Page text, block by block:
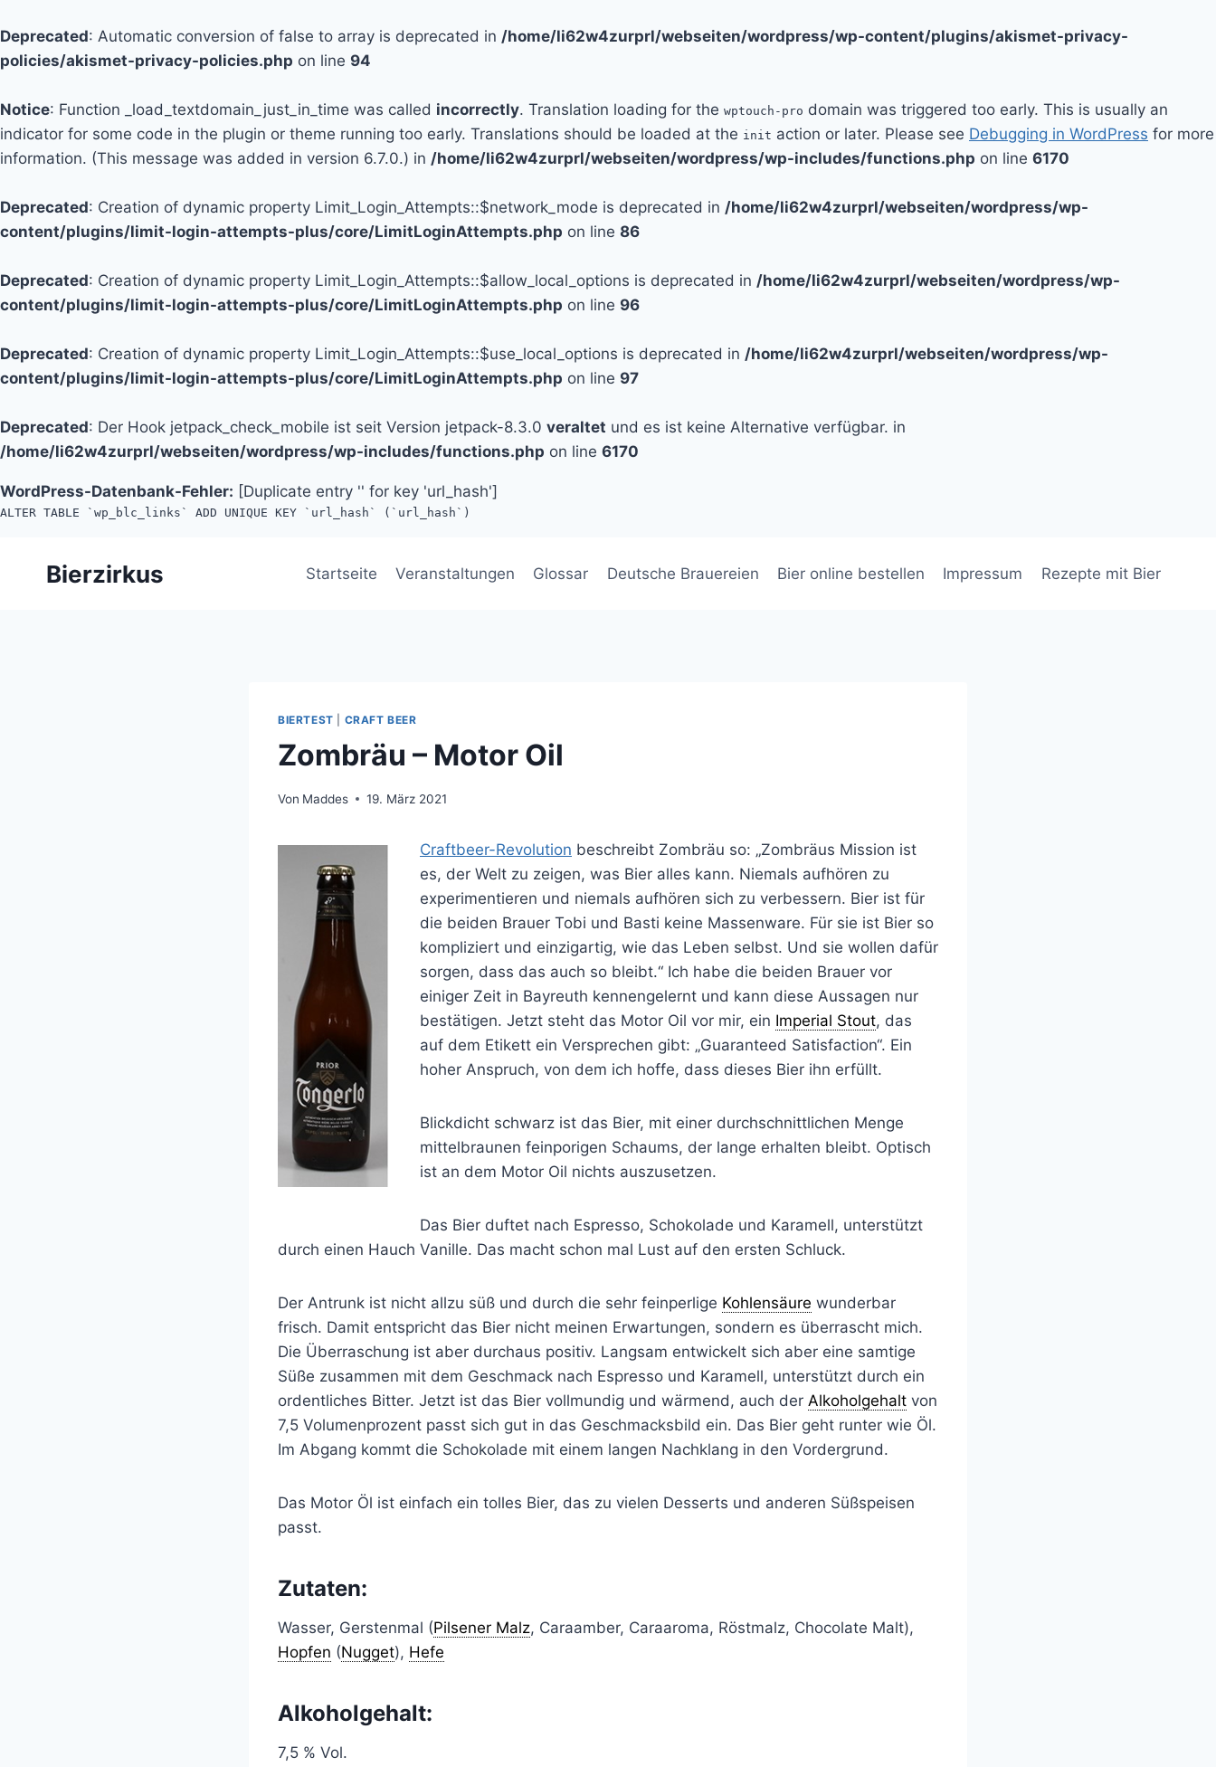
Deprecated: Automatic conversion of false to array is deprecated in /home/li62w4zurprl/webseiten/wordpress/wp-content/plugins/akismet-privacy-
policies/akismet-privacy-policies.php on line 94
Notice: Function _load_textdomain_just_in_time was called incorrectly. Translation loading for the wptouch-pro domain was triggered too early. This is usually an
indicator for some code in the plugin or theme running too early. Translations should be loaded at the init action or later. Please see Debugging in WordPress for more
information. (This message was added in version 6.7.0.) in /home/li62w4zurprl/webseiten/wordpress/wp-includes/functions.php on line 6170
Deprecated: Creation of dynamic property Limit_Login_Attempts::$network_mode is deprecated in /home/li62w4zurprl/webseiten/wordpress/wp-
content/plugins/limit-login-attempts-plus/core/LimitLoginAttempts.php on line 86
Deprecated: Creation of dynamic property Limit_Login_Attempts::$allow_local_options is deprecated in /home/li62w4zurprl/webseiten/wordpress/wp-
content/plugins/limit-login-attempts-plus/core/LimitLoginAttempts.php on line 96
Deprecated: Creation of dynamic property Limit_Login_Attempts::$use_local_options is deprecated in /home/li62w4zurprl/webseiten/wordpress/wp-
content/plugins/limit-login-attempts-plus/core/LimitLoginAttempts.php on line 97
Deprecated: Der Hook jetpack_check_mobile ist seit Version jetpack-8.3.0 veraltet und es ist keine Alternative verfügbar. in
/home/li62w4zurprl/webseiten/wordpress/wp-includes/functions.php on line 6170
WordPress-Datenbank-Fehler: [Duplicate entry '' for key 'url_hash']
ALTER TABLE `wp_blc_links` ADD UNIQUE KEY `url_hash` (`url_hash`)
Bierzirkus Startseite Veranstaltungen Glossar Deutsche Brauereien Bier online bestellen Impressum Rezepte mit Bier
BIERTEST CRAFT BEER
Zombräu – Motor Oil
Von Maddes 19. März 2021
Craftbeer-Revolution beschreibt Zombräu so: „Zombräus Mission ist
es, der Welt zu zeigen, was Bier alles kann. Niemals aufhören zu
experimentieren und niemals aufhören sich zu verbessern. Bier ist für
die beiden Brauer Tobi und Basti keine Massenware. Für sie ist Bier so
kompliziert und einzigartig, wie das Leben selbst. Und sie wollen dafür
sorgen, dass das auch so bleibt.“ Ich habe die beiden Brauer vor
einiger Zeit in Bayreuth kennengelernt und kann diese Aussagen nur
bestätigen. Jetzt steht das Motor Oil vor mir, ein Imperial Stout, das
auf dem Etikett ein Versprechen gibt: „Guaranteed Satisfaction“. Ein
hoher Anspruch, von dem ich hoffe, dass dieses Bier ihn erfüllt.
Blickdicht schwarz ist das Bier, mit einer durchschnittlichen Menge
mittelbraunen feinporigen Schaums, der lange erhalten bleibt. Optisch
ist an dem Motor Oil nichts auszusetzen.
Das Bier duftet nach Espresso, Schokolade und Karamell, unterstützt
durch einen Hauch Vanille. Das macht schon mal Lust auf den ersten Schluck.
Der Antrunk ist nicht allzu süß und durch die sehr feinperlige Kohlensäure wunderbar
frisch. Damit entspricht das Bier nicht meinen Erwartungen, sondern es überrascht mich.
Die Überraschung ist aber durchaus positiv. Langsam entwickelt sich aber eine samtige
Süße zusammen mit dem Geschmack nach Espresso und Karamell, unterstützt durch ein
ordentliches Bitter. Jetzt ist das Bier vollmundig und wärmend, auch der Alkoholgehalt von
7,5 Volumenprozent passt sich gut in das Geschmacksbild ein. Das Bier geht runter wie Öl.
Im Abgang kommt die Schokolade mit einem langen Nachklang in den Vordergrund.
Das Motor Öl ist einfach ein tolles Bier, das zu vielen Desserts und anderen Süßspeisen
passt.
Zutaten:
Wasser, Gerstenmal (Pilsener Malz, Caraamber, Caraaroma, Röstmalz, Chocolate Malt),
Hopfen (Nugget), Hefe
Alkoholgehalt:
7,5 % Vol.